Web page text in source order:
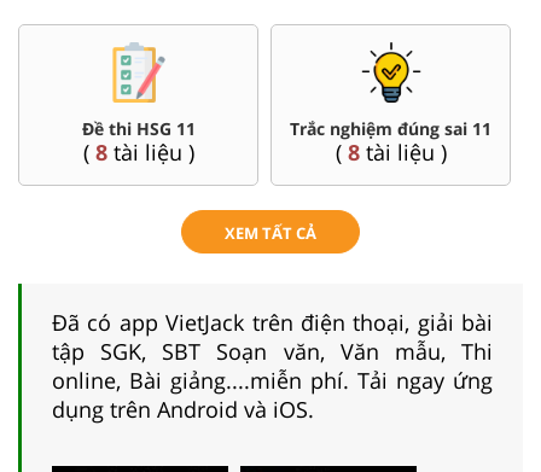
Đề thi HSG 11
( 8tài liệu )
Trắc nghiệm đúng sai 11
( 8tài liệu )
XEM TẤT CẢ
Đã có app VietJack trên điện thoại, giải bài
tập SGK, SBT Soạn văn, Văn mẫu, Thi
online, Bài giảng....miễn phí. Tải ngay ứng
dụng trên Android và iOS.